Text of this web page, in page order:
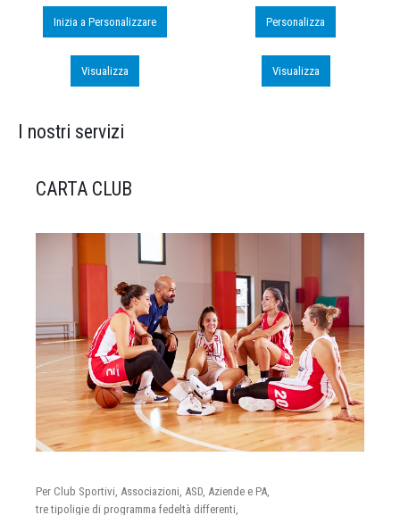
Inizia a Personalizzare
Visualizza
Personalizza
Visualizza
I nostri servizi
CARTA CLUB
Per Club Sportivi, Associazioni, ASD, Aziende e PA,
tre tipoligie di programma fedeltà differenti,